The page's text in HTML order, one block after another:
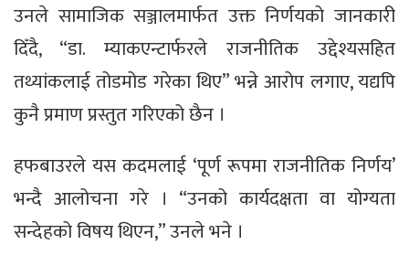
उनले सामाजिक सञ्जालमार्फत उक्त निर्णयको जानकारी
दिँदै, “डा. म्याकएन्टार्फरले राजनीतिक उद्देश्यसहित
तथ्यांकलाई तोडमोड गरेका थिए” भन्ने आरोप लगाए, यद्यपि
कुनै प्रमाण प्रस्तुत गरिएको छैन ।
हफबाउरले यस कदमलाई ‘पूर्ण रूपमा राजनीतिक निर्णय’
भन्दै आलोचना गरे । “उनको कार्यदक्षता वा योग्यता
सन्देहको विषय थिएन,” उनले भने ।